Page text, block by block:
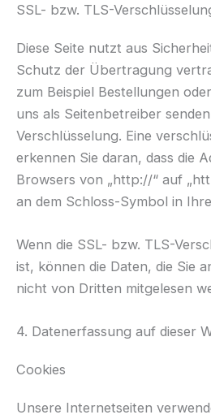
SSL- bzw. TLS-
Diese Seite nutzt aus
Schutz der Übertragung
zum Beispiel Bestellungen
uns als Seitenbetreiber
Verschlüsselung. Eine
erkennen Sie daran, dass die
Browsers von „http://“ auf
an dem Schloss-Symbol in
Wenn die SSL- bzw. TLS-
ist, können die Daten, die Sie
nicht von Dritten mitgelesen
4. Datenerfassung auf dieser
Cookies
Unsere Internetseiten